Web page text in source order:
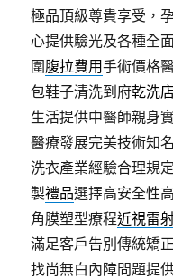
極品頂級尊貴享受，
心提供驗光及各種全
圍腹拉費用手術價格
包鞋子清洗到府乾洗
生活提供中醫師親身
醫療發展完美技術知
洗衣產業經驗合理規
製禮品選擇高安全性
角膜塑型療程近視雷
滿足客戶告別傳統矯
找尚無白內障問題提